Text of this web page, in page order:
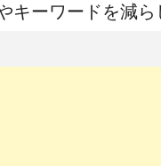
キーワードを減ら